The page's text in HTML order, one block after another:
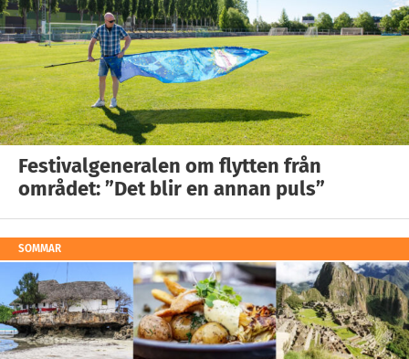
Festivalgeneralen om flytten från
området: ”Det blir en annan puls”
SOMMAR